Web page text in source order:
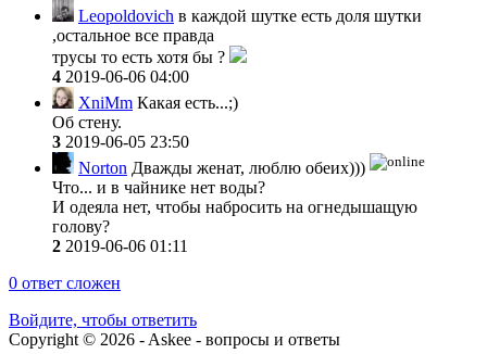
Leopoldovich в каждой шутке есть доля шутки
,остальное все правда
трусы то есть хотя бы ?
4 2019-06-06 04:00
XniMm Какая есть...;)
Об стену.
3 2019-06-05 23:50
Norton Дважды женат, люблю обеих)))
Что... и в чайнике нет воды?
И одеяла нет, чтобы набросить на огнедышащую
голову?
2 2019-06-06 01:11
0 ответ сложен
Войдите, чтобы ответить
Copyright © 2026 - Askee - вопросы и ответы